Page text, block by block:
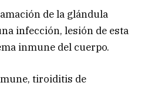
de la glándula
infección, lesión de esta
inmune del cuerpo.
tiroiditis de